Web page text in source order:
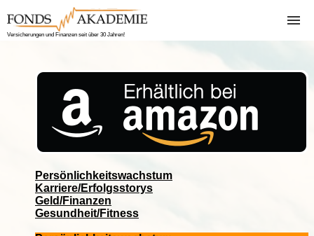
Versicherungen und Finanzen seit über 30 Jahren!
Vorgehensweise
Girokonten
Depotverwaltung
Rente-Inflation-
uns
Persönlichkeitswachstum
Karriere/Erfolgsstorys
Geld/Finanzen
Gesundheit/Fitness